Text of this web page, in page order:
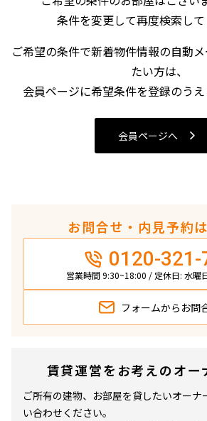
1R〜1K
1DK〜1LDK
3LDK
4LDK〜
新築
3年以内
10年以内
15年以内
20年以内
30年以内
指定なし
1分以内
3分以内
5分以内
10分以内
条件を変更して再度検索して
ご希望の条件で新着物件情報の自動
たい方は、
会員ページに希望条件を登録のうえ
会員ページへ
お問合せ・内見予約
0120-321-
営業時間 9:30~18:00 / 定休日: 水曜
フォームから お問
賃貸運営をお考えのオー
ご所有の建物、お部屋を貸したいオーナ
い合わせください。